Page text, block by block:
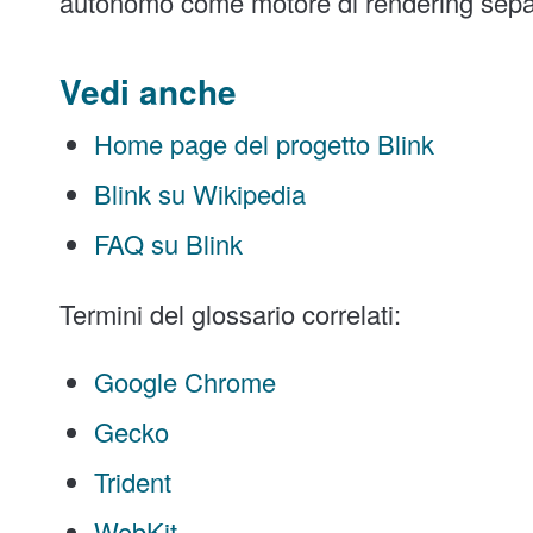
Vedi anche
Home page del progetto Blink
Blink su Wikipedia
FAQ su Blink
Termini del glossario correlati:
Google Chrome
Gecko
Trident